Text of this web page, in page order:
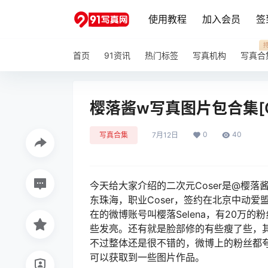
使用教程 加入会员 签
首页 91资讯 热门标签 写真机构 写真合
樱落酱w写真图片包合
写真合集 7月12日 0 40
今天给大家介绍的二次元Coser是@樱落
东珠海，职业Coser，签约在北京中动爱
在的微博账号叫樱落Selena，有20万的
些发亮。还有就是脸部修的有些瘦了些
不过整体还是很不错的，微博上的粉丝
可以获取到一些图片作品。